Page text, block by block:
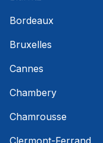
Bordeaux
Bruxelles
Cannes
Chambery
Chamrousse
Clermont-Ferrand